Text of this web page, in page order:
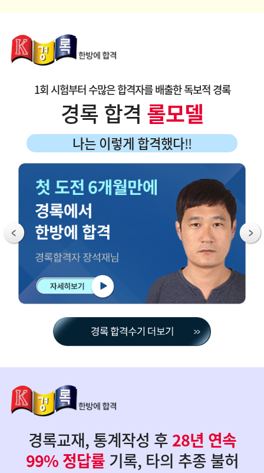
1회 시험부터 수많은 합격자를 배출한 독보적 경록
경록 합격 롤모델
나는 이렇게 합격했다!!
경록교재, 통계작성 후 28년 연속
99% 정답률기록, 타의 추종 불허